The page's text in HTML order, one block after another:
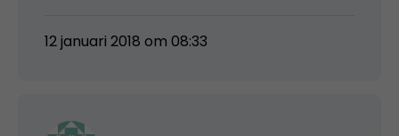
12 januari 2018 om 08:33